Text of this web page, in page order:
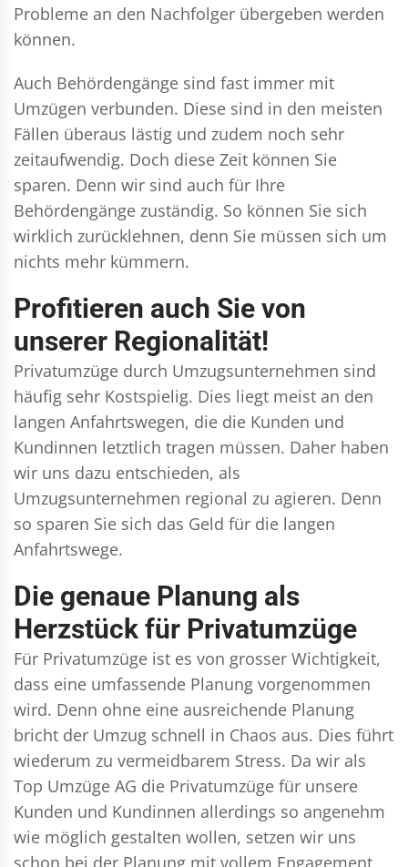
Probleme an den Nachfolger übergeben werden
können.
Auch Behördengänge sind fast immer mit
Umzügen verbunden. Diese sind in den meisten
Fällen überaus lästig und zudem noch sehr
zeitaufwendig. Doch diese Zeit können Sie
sparen. Denn wir sind auch für Ihre
Behördengänge zuständig. So können Sie sich
wirklich zurücklehnen, denn Sie müssen sich um
nichts mehr kümmern.
Profitieren auch Sie von
unserer Regionalität!
Privatumzüge durch Umzugsunternehmen sind
häufig sehr Kostspielig. Dies liegt meist an den
langen Anfahrtswegen, die die Kunden und
Kundinnen letztlich tragen müssen. Daher haben
wir uns dazu entschieden, als
Umzugsunternehmen regional zu agieren. Denn
so sparen Sie sich das Geld für die langen
Anfahrtswege.
Die genaue Planung als
Herzstück für Privatumzüge
Für Privatumzüge ist es von grosser Wichtigkeit,
dass eine umfassende Planung vorgenommen
wird. Denn ohne eine ausreichende Planung
bricht der Umzug schnell in Chaos aus. Dies führt
wiederum zu vermeidbarem Stress. Da wir als
Top Umzüge AG die Privatumzüge für unsere
Kunden und Kundinnen allerdings so angenehm
wie möglich gestalten wollen, setzen wir uns
schon bei der Planung mit vollem Engagement